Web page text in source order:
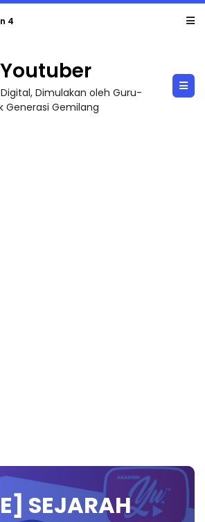
4
Dimulakan oleh Guru-
Generasi Gemilang
SEJARAH